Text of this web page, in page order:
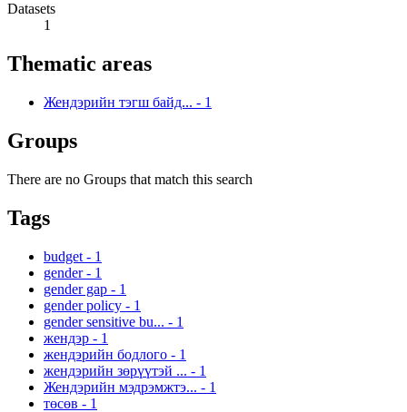
Datasets
1
Thematic areas
Жендэрийн тэгш байд... - 1
Groups
There are no Groups that match this search
Tags
budget - 1
gender - 1
gender gap - 1
gender policy - 1
gender sensitive bu... - 1
жендэр - 1
жендэрийн бодлого - 1
жендэрийн зөрүүтэй ... - 1
Жендэрийн мэдрэмжтэ... - 1
төсөв - 1